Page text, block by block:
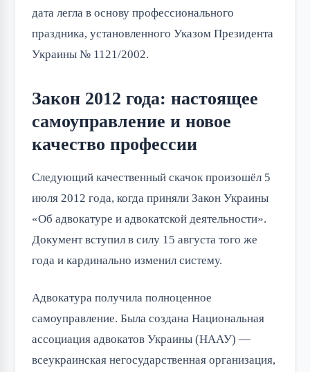
дата легла в основу профессионального
праздника, установленного Указом Президента
Украины № 1121/2002.
Закон 2012 года: настоящее
самоуправление и новое
качество профессии
Следующий качественный скачок произошёл 5
июля 2012 года, когда приняли Закон Украины
«Об адвокатуре и адвокатской деятельности».
Документ вступил в силу 15 августа того же
года и кардинально изменил систему.
Адвокатура получила полноценное
самоуправление. Была создана Национальная
ассоциация адвокатов Украины (НААУ) —
всеукраинская негосударственная организация,